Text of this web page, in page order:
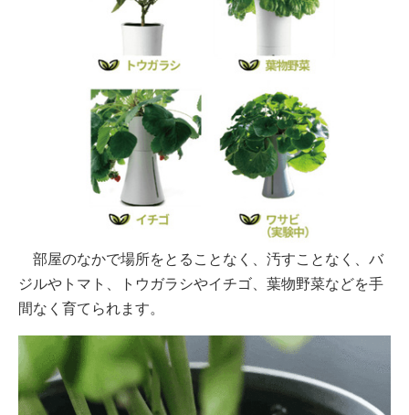
部屋のなかで場所をとることなく、汚すことなく、バ
ジルやトマト、トウガラシやイチゴ、葉物野菜などを手
間なく育てられます。